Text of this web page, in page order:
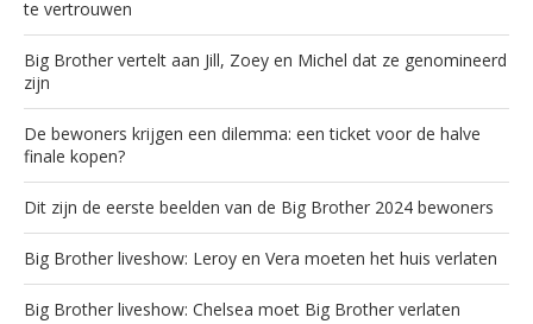
te vertrouwen
Big Brother vertelt aan Jill, Zoey en Michel dat ze genomineerd
zijn
De bewoners krijgen een dilemma: een ticket voor de halve
finale kopen?
Dit zijn de eerste beelden van de Big Brother 2024 bewoners
Big Brother liveshow: Leroy en Vera moeten het huis verlaten
Big Brother liveshow: Chelsea moet Big Brother verlaten